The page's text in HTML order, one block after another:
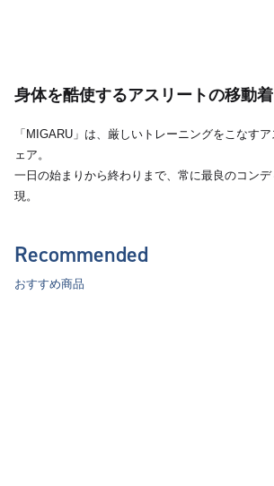
身体を酷使するアスリートの移動
「MIGARU」は、厳しいトレーニングをこなす
ェア。
一日の始まりから終わりまで、常に最良のコン
現。
Recommended
おすすめ商品